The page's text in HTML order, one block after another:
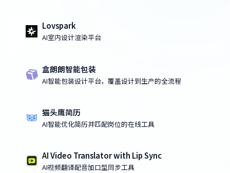
Lovspark
AI室内设计渲染平台
盒朗朗智能包装
AI智能包装设计平台，覆盖设计到生产的全流程
猫头鹰简历
AI智能优化简历并匹配岗位的在线工具
AI Video Translator with Lip Sync
AI视频翻译配音加口型同步工具